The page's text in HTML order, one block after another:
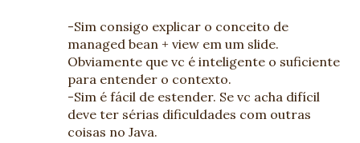
-Sim consigo explicar o conceito de
managed bean + view em um slide.
Obviamente que vc é inteligente o suficiente
para entender o contexto.
-Sim é fácil de estender. Se vc acha difícil
deve ter sérias dificuldades com outras
coisas no Java.